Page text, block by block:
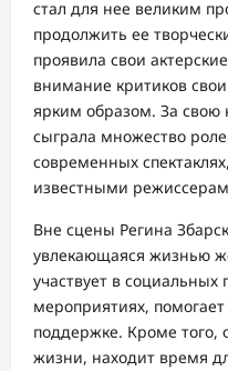
стал для нее великим
продолжить ее
проявила свои
внимание критиков
ярким образом. За свою
сыграла множество
современных
известными
Вне сцены Регина
увлекающаяся жизнью
участвует в социальных
мероприятиях,
поддержке. Кроме того,
жизни, находит время